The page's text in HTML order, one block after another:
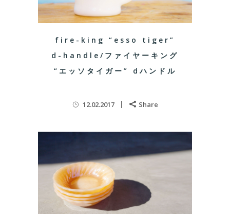
fire-king “esso tiger”
d-handle/ファイヤーキング
“エッソタイガー” dハンドル
12.02.2017 Share